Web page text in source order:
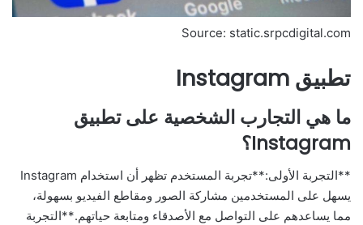
Source: static.srpcdigital.com
تطبيق Instagram
ما هي التجارب الشخصية على تطبيق
Instagram؟
**التجربة الأولى:**تجربة المستخدم تظهر أن استخدام Instagram
يسهل على المستخدمين مشاركة الصور ومقاطع الفيديو بسهولة،
مما يساعدهم على التواصل مع الأصدقاء ومتابعة حياتهم.**التجربة